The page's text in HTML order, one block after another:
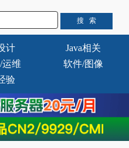
计
Java相关
运维
软件/图像
验